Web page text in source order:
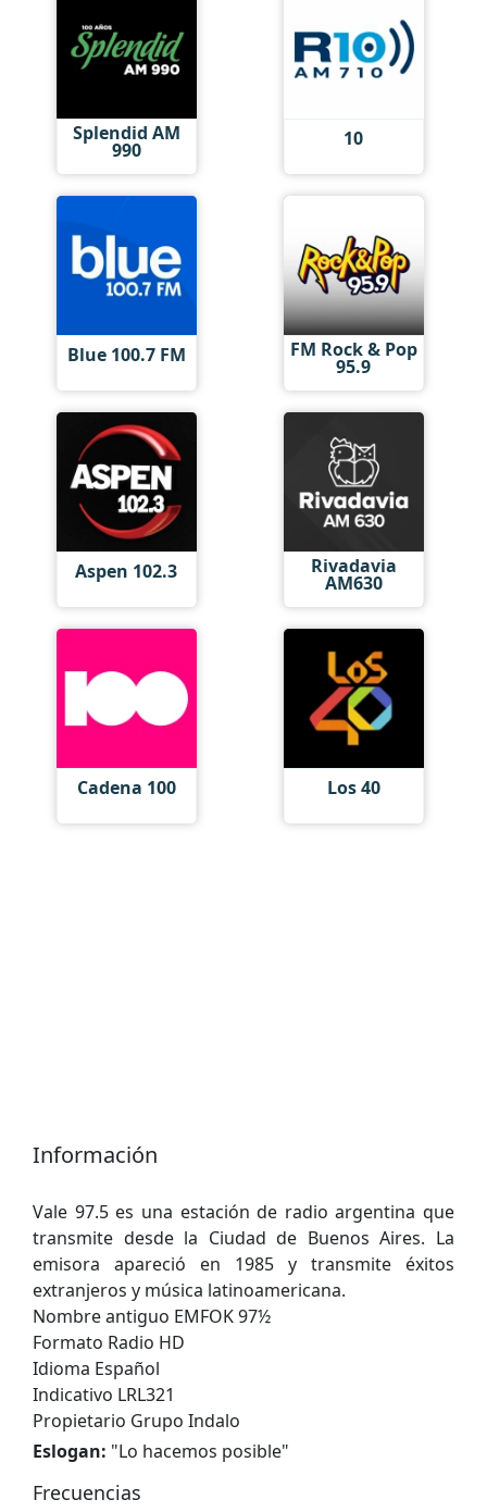
Splendid AM
990 10
Blue 100.7 FM FM Rock & Pop
95.9
Aspen 102.3 Rivadavia
AM630
Cadena 100 Los 40
Información
Vale 97.5 es una estación de radio argentina que
transmite desde la Ciudad de Buenos Aires. La
emisora ​​apareció en 1985 y transmite éxitos
extranjeros y música latinoamericana.
Nombre antiguo EMFOK 97½
Formato Radio HD
Idioma Español
Indicativo LRL321
Propietario Grupo Indalo
Eslogan: "Lo hacemos posible"
Frecuencias